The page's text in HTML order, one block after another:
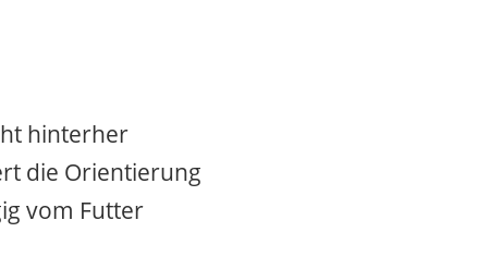
hinterher
die Orientierung
vom Futter